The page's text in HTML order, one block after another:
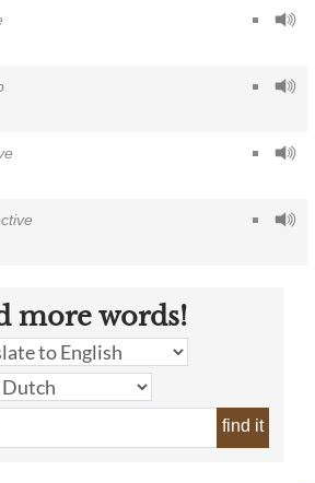
more words!
find it